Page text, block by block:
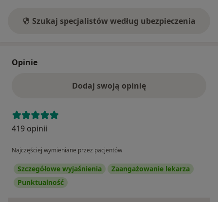
Szukaj specjalistów według ubezpieczenia
Opinie
Dodaj swoją opinię
419 opinii
Najczęściej wymieniane przez pacjentów
Szczegółowe wyjaśnienia
Zaangażowanie lekarza
Punktualność